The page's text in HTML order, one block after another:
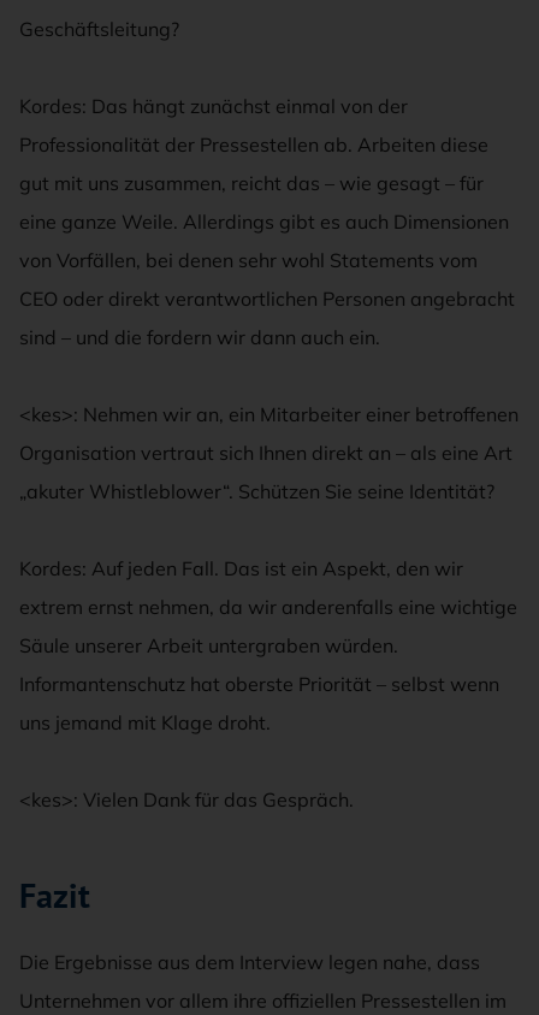
Geschäftsleitung?
Kordes: Das hängt zunächst einmal von der
Professionalität der Pressestellen ab. Arbeiten diese
gut mit uns zusammen, reicht das – wie gesagt – für
eine ganze Weile. Allerdings gibt es auch Dimensionen
von Vorfällen, bei denen sehr wohl Statements vom
CEO oder direkt verantwortlichen Personen angebracht
sind – und die fordern wir dann auch ein.
<kes>: Nehmen wir an, ein Mitarbeiter einer betroffenen
Organisation vertraut sich Ihnen direkt an – als eine Art
„akuter Whistleblower“. Schützen Sie seine Identität?
Kordes: Auf jeden Fall. Das ist ein Aspekt, den wir
extrem ernst nehmen, da wir anderenfalls eine wichtige
Säule unserer Arbeit untergraben würden.
Informantenschutz hat oberste Priorität – selbst wenn
uns jemand mit Klage droht.
<kes>: Vielen Dank für das Gespräch.
Fazit
Die Ergebnisse aus dem Interview legen nahe, dass
Unternehmen vor allem ihre offiziellen Pressestellen im